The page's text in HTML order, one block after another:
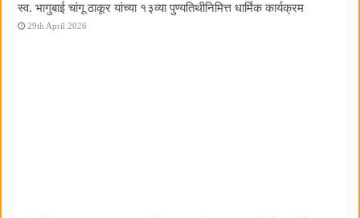
स्व. भागुबाई चांगू ठाकूर यांच्या १३व्या पुण्यतिथीनिमित्त धार्मिक कार्यक्रम
29th April 2026